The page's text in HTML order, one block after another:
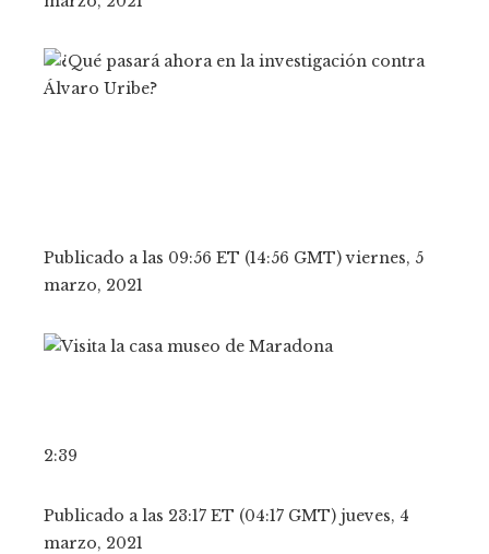
Publicado a las 09:56 ET (14:56 GMT) viernes, 5
marzo, 2021
2:39
Publicado a las 23:17 ET (04:17 GMT) jueves, 4
marzo, 2021